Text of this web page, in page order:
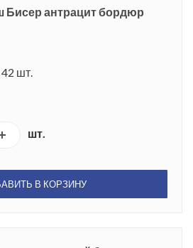
Бисер антрацит бордюр
42 шт.
шт.
В КОРЗИНУ